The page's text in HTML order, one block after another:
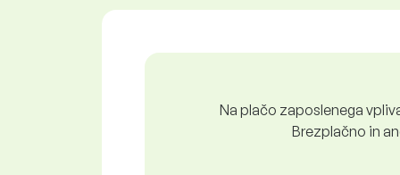
Na plačo zaposlenega
Brezplačno in